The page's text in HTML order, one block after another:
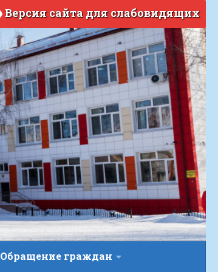
Версия сайта для слабовидящих
Обращение граждан